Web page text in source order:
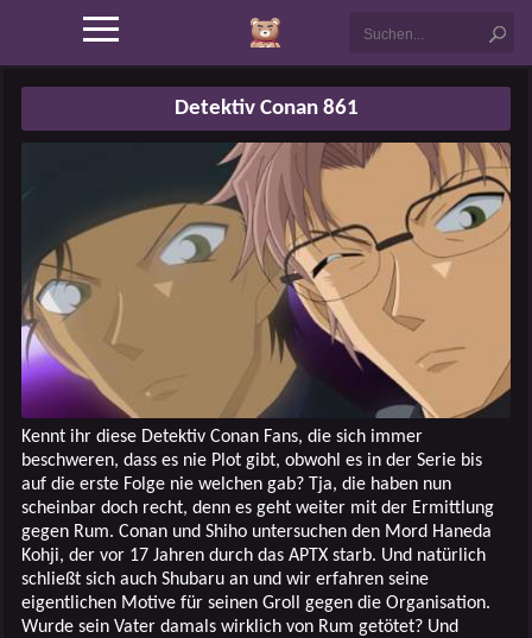
Detektiv Conan 861
Kennt ihr diese Detektiv Conan Fans, die sich immer
beschweren, dass es nie Plot gibt, obwohl es in der Serie bis
auf die erste Folge nie welchen gab? Tja, die haben nun
scheinbar doch recht, denn es geht weiter mit der Ermittlung
gegen Rum. Conan und Shiho untersuchen den Mord Haneda
Kohji, der vor 17 Jahren durch das APTX starb. Und natürlich
schließt sich auch Shubaru an und wir erfahren seine
eigentlichen Motive für seinen Groll gegen die Organisation.
Wurde sein Vater damals wirklich von Rum getötet? Und